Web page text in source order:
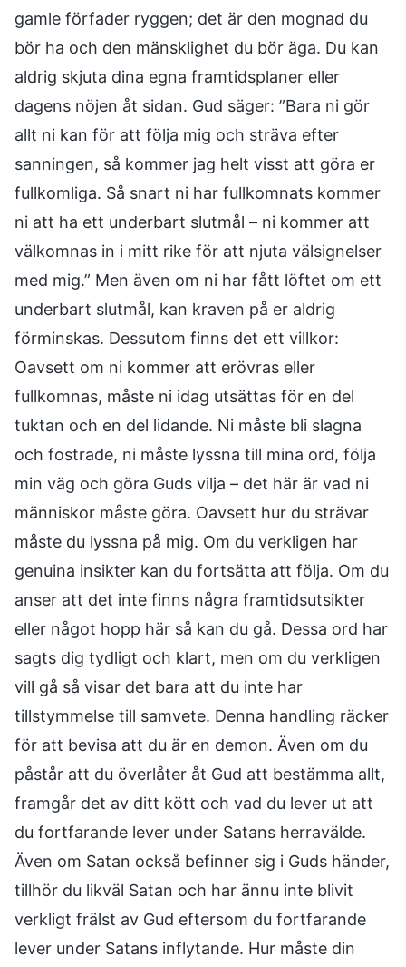
gamle förfader ryggen; det är den mognad du
bör ha och den mänsklighet du bör äga. Du kan
aldrig skjuta dina egna framtidsplaner eller
dagens nöjen åt sidan. Gud säger: ”Bara ni gör
allt ni kan för att följa mig och sträva efter
sanningen, så kommer jag helt visst att göra er
fullkomliga. Så snart ni har fullkomnats kommer
ni att ha ett underbart slutmål – ni kommer att
välkomnas in i mitt rike för att njuta välsignelser
med mig.” Men även om ni har fått löftet om ett
underbart slutmål, kan kraven på er aldrig
förminskas. Dessutom finns det ett villkor:
Oavsett om ni kommer att erövras eller
fullkomnas, måste ni idag utsättas för en del
tuktan och en del lidande. Ni måste bli slagna
och fostrade, ni måste lyssna till mina ord, följa
min väg och göra Guds vilja – det här är vad ni
människor måste göra. Oavsett hur du strävar
måste du lyssna på mig. Om du verkligen har
genuina insikter kan du fortsätta att följa. Om du
anser att det inte finns några framtidsutsikter
eller något hopp här så kan du gå. Dessa ord har
sagts dig tydligt och klart, men om du verkligen
vill gå så visar det bara att du inte har
tillstymmelse till samvete. Denna handling räcker
för att bevisa att du är en demon. Även om du
påstår att du överlåter åt Gud att bestämma allt,
framgår det av ditt kött och vad du lever ut att
du fortfarande lever under Satans herravälde.
Även om Satan också befinner sig i Guds händer,
tillhör du likväl Satan och har ännu inte blivit
verkligt frälst av Gud eftersom du fortfarande
lever under Satans inflytande. Hur måste din